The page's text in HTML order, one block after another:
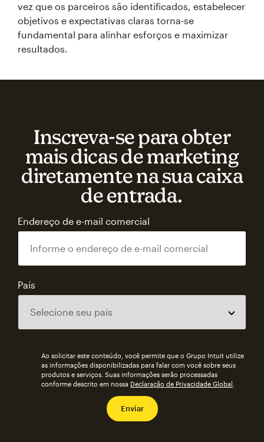
vez que os parceiros são identificados, estabelecer
objetivos e expectativas claras torna-se
fundamental para alinhar esforços e maximizar
resultados.
Inscreva‑se para obter
mais dicas de marketing
diretamente na sua caixa
de entrada.
Endereço de e-mail comercial
País
Ao solicitar este conteúdo, você permite que o Grupo Intuit utilize
as informações disponibilizadas para falar com você sobre seus
produtos e serviços. Suas informações serão processadas
conforme descrito em nossa Declaração de Privacidade Global